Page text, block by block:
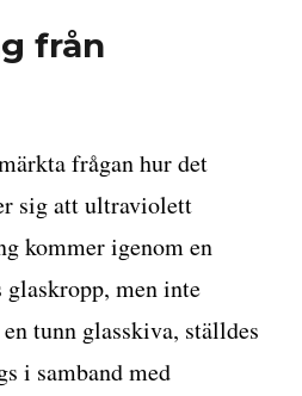
från
frågan hur det
sig att ultraviolett
kommer igenom en
glaskropp, men inte
tunn glasskiva, ställdes
i samband med